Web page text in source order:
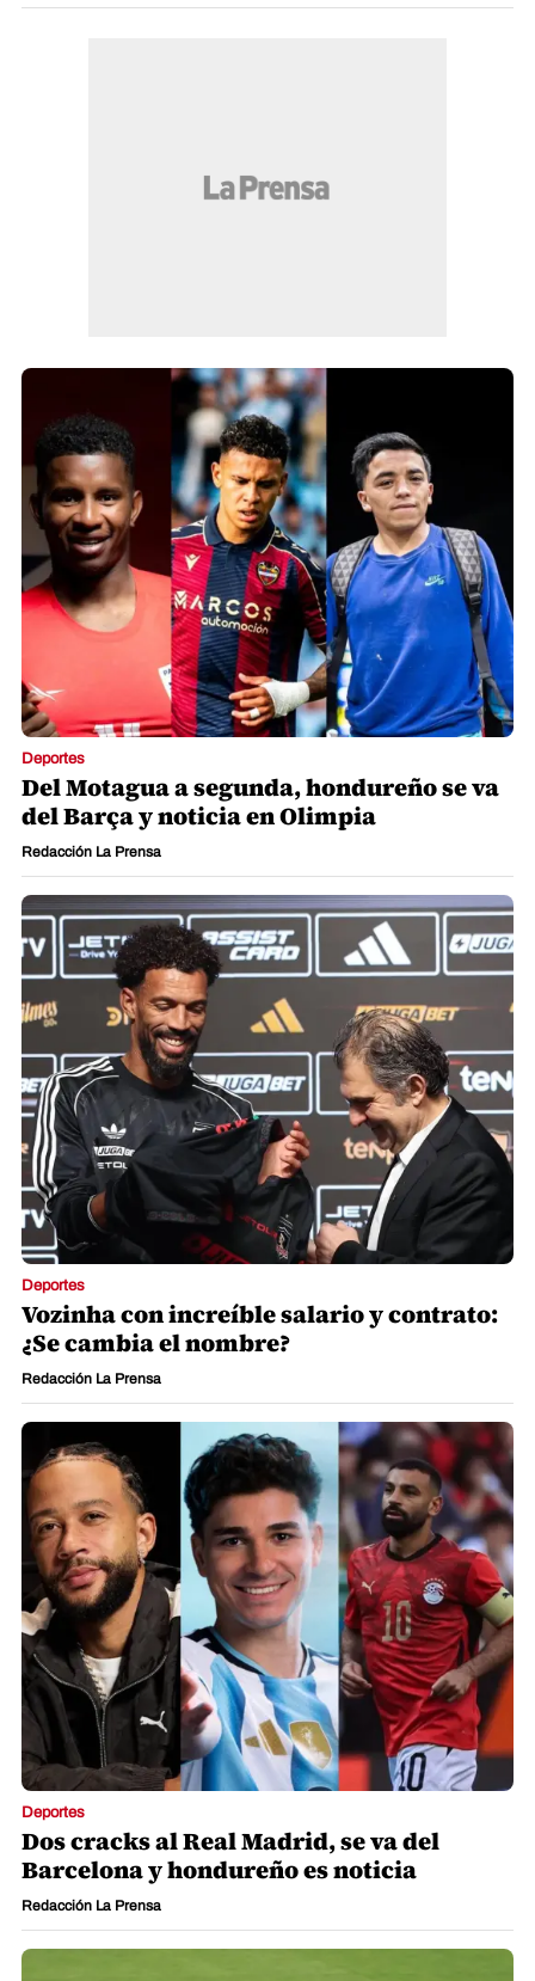
Deportes
Del Motagua a segunda, hondureño se va
del Barça y noticia en Olimpia
Redacción La Prensa
Deportes
Vozinha con increíble salario y contrato:
¿Se cambia el nombre?
Redacción La Prensa
Deportes
Dos cracks al Real Madrid, se va del
Barcelona y hondureño es noticia
Redacción La Prensa